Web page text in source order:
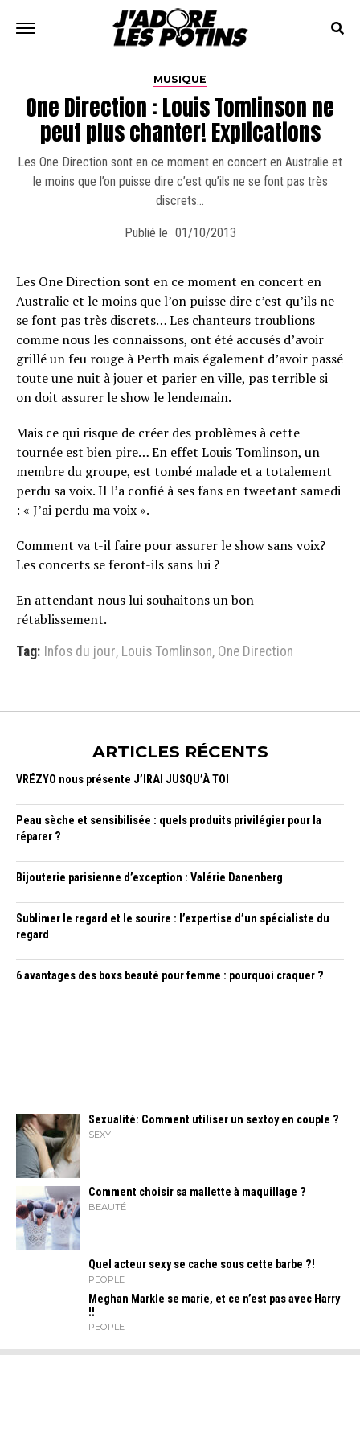
MUSIQUE
One Direction : Louis Tomlinson ne
peut plus chanter! Explications
Les One Direction sont en ce moment en concert en Australie et
le moins que l’on puisse dire c’est qu’ils ne se font pas très
discrets…
Publié le 01/10/2013
Les One Direction sont en ce moment en concert en
Australie et le moins que l’on puisse dire c’est qu’ils ne
se font pas très discrets… Les chanteurs troublions
comme nous les connaissons, ont été accusés d’avoir
grillé un feu rouge à Perth mais également d’avoir passé
toute une nuit à jouer et parier en ville, pas terrible si
on doit assurer le show le lendemain.
Mais ce qui risque de créer des problèmes à cette
tournée est bien pire… En effet Louis Tomlinson, un
membre du groupe, est tombé malade et a totalement
perdu sa voix. Il l’a confié à ses fans en tweetant samedi
: « J’ai perdu ma voix ».
Comment va t-il faire pour assurer le show sans voix?
Les concerts se feront-ils sans lui ?
En attendant nous lui souhaitons un bon
rétablissement.
Tag: Infos du jour, Louis Tomlinson, One Direction
ARTICLES RÉCENTS
VRÉZYO nous présente J’IRAI JUSQU’À TOI
Peau sèche et sensibilisée : quels produits privilégier pour la
réparer ?
Bijouterie parisienne d’exception : Valérie Danenberg
Sublimer le regard et le sourire : l’expertise d’un spécialiste du
regard
6 avantages des boxs beauté pour femme : pourquoi craquer ?
Sexualité: Comment utiliser un sextoy en couple ?
SEXY
Comment choisir sa mallette à maquillage ?
BEAUTÉ
Quel acteur sexy se cache sous cette barbe ?!
PEOPLE
Meghan Markle se marie, et ce n’est pas avec Harry
!!
PEOPLE